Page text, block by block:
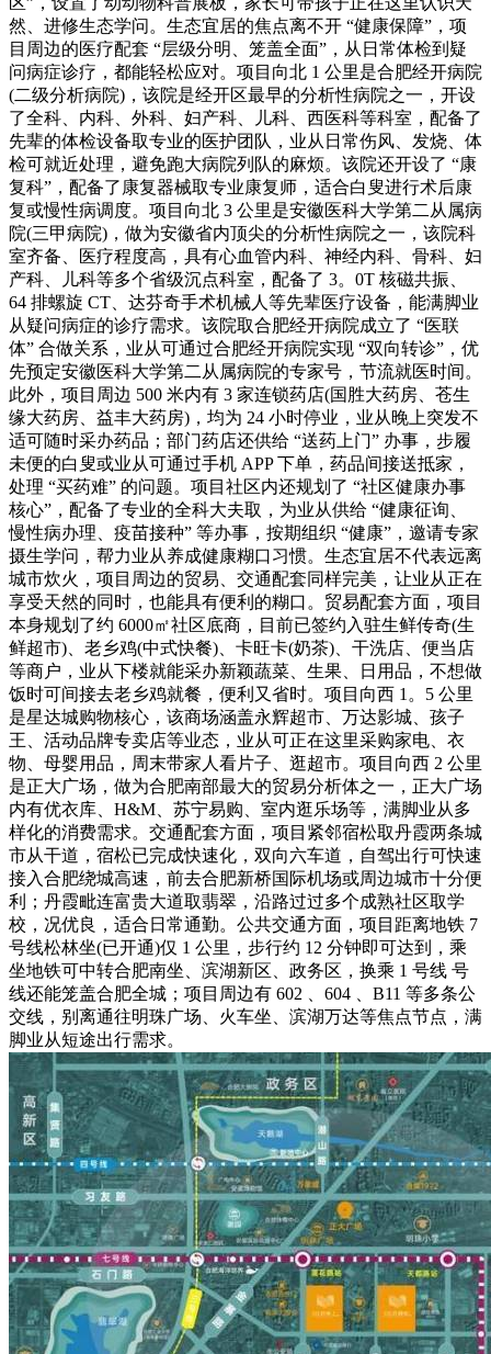
然、进修生态学问。生态宜居的焦点离不开 “健康保障”，项
目周边的医疗配套 “层级分明、笼盖全面”，从日常体检到疑
问病症诊疗，都能轻松应对。项目向北 1 公里是合肥经开病院
(二级分析病院)，该院是经开区最早的分析性病院之一，开设
了全科、内科、外科、妇产科、儿科、西医科等科室，配备了
先辈的体检设备取专业的医护团队，业从日常伤风、发烧、体
检可就近处理，避免跑大病院列队的麻烦。该院还开设了 “康
复科”，配备了康复器械取专业康复师，适合白叟进行术后康
复或慢性病调度。项目向北 3 公里是安徽医科大学第二从属病
院(三甲病院)，做为安徽省内顶尖的分析性病院之一，该院科
室齐备、医疗程度高，具有心血管内科、神经内科、骨科、妇
产科、儿科等多个省级沉点科室，配备了 3。0T 核磁共振、
64 排螺旋 CT、达芬奇手术机械人等先辈医疗设备，能满脚业
从疑问病症的诊疗需求。该院取合肥经开病院成立了 “医联
体” 合做关系，业从可通过合肥经开病院实现 “双向转诊”，优
先预定安徽医科大学第二从属病院的专家号，节流就医时间。
此外，项目周边 500 米内有 3 家连锁药店(国胜大药房、苍生
缘大药房、益丰大药房)，均为 24 小时停业，业从晚上突发不
适可随时采办药品；部门药店还供给 “送药上门” 办事，步履
未便的白叟或业从可通过手机 APP 下单，药品间接送抵家，
处理 “买药难” 的问题。项目社区内还规划了 “社区健康办事
核心”，配备了专业的全科大夫取，为业从供给 “健康征询、
慢性病办理、疫苗接种” 等办事，按期组织 “健康”，邀请专家
摄生学问，帮力业从养成健康糊口习惯。生态宜居不代表远离
城市炊火，项目周边的贸易、交通配套同样完美，让业从正在
享受天然的同时，也能具有便利的糊口。贸易配套方面，项目
本身规划了约 6000㎡社区底商，目前已签约入驻生鲜传奇(生
鲜超市)、老乡鸡(中式快餐)、卡旺卡(奶茶)、干洗店、便当店
等商户，业从下楼就能采办新颖蔬菜、生果、日用品，不想做
饭时可间接去老乡鸡就餐，便利又省时。项目向西 1。5 公里
是星达城购物核心，该商场涵盖永辉超市、万达影城、孩子
王、活动品牌专卖店等业态，业从可正在这里采购家电、衣
物、母婴用品，周末带家人看片子、逛超市。项目向西 2 公里
是正大广场，做为合肥南部最大的贸易分析体之一，正大广场
内有优衣库、H&M、苏宁易购、室内逛乐场等，满脚业从多
样化的消费需求。交通配套方面，项目紧邻宿松取丹霞两条城
市从干道，宿松已完成快速化，双向六车道，自驾出行可快速
接入合肥绕城高速，前去合肥新桥国际机场或周边城市十分便
利；丹霞毗连富贵大道取翡翠，沿路过过多个成熟社区取学
校，况优良，适合日常通勤。公共交通方面，项目距离地铁 7
号线松林坐(已开通)仅 1 公里，步行约 12 分钟即可达到，乘
坐地铁可中转合肥南坐、滨湖新区、政务区，换乘 1 号线 号
线还能笼盖合肥全城；项目周边有 602 、604 、B11 等多条公
交线，别离通往明珠广场、火车坐、滨湖万达等焦点节点，满
脚业从短途出行需求。